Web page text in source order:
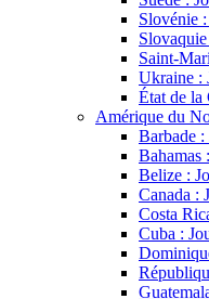
Slovénie
Saint-
Ukraine :
État de la
Amérique du
Barbade :
Bahamas
Belize :
Canada :
Costa
Cuba :